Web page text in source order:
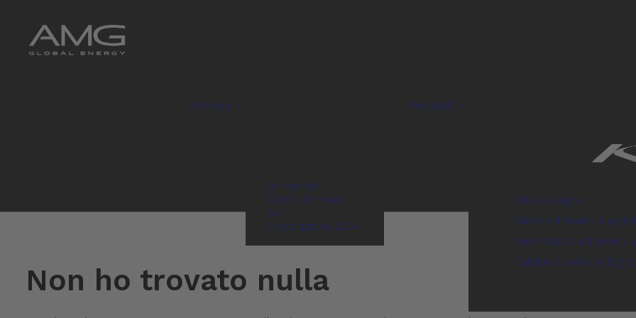
Azienda
Ambiente
Conto Termico
3.0
Attestazione SOA
Prodotti
Stufe a legna
Stufe ed inserti a pellet
Termostufe ed inserti
Caldaie a pellet e legna
Non ho trovato nulla